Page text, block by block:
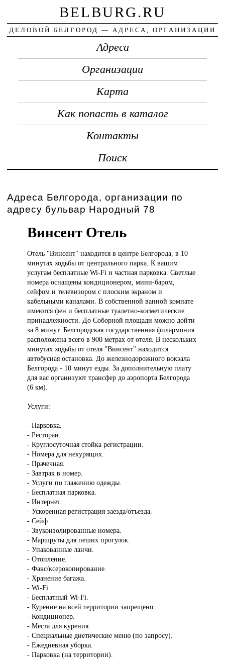
BELBURG.RU
ДЕЛОВОЙ БЕЛГОРОД — АДРЕСА, ОРГАНИЗАЦИИ
Адреса
Организации
Карта
Как попасть в каталог
Контакты
Поиск
Адреса Белгорода, организации по
адресу бульвар Народный 78
Винсент Отель
Отель "Винсент"находится в центре Белгорода, в 10
минутах ходьбы от центрального парка. К вашим
услугам бесплатные Wi-Fi и частная парковка. Светлые
номера оснащены кондиционером, мини-баром,
сейфом и телевизором с плоским экраном и
кабельными каналами. В собственной ванной комнате
имеются фен и бесплатные туалетно-косметические
принадлежности. До Соборной площади можно дойти
за 8 минут. Белгородская государственная филармония
расположена всего в 900 метрах от отеля. В нескольких
минутах ходьбы от отеля "Винсент" находится
автобусная остановка. До железнодорожного вокзала
Белгорода - 10 минут езды. За дополнительную плату
для вас организуют трансфер до аэропорта Белгорода
(6 км).
Услуги:
- Парковка.
- Ресторан.
- Круглосуточная стойка регистрации.
- Номера для некурящих.
- Прачечная.
- Завтрак в номер.
- Услуги по глажению одежды.
- Бесплатная парковка.
- Интернет.
- Ускоренная регистрация заезда/отъезда.
- Сейф.
- Звукоизолированные номера.
- Маршруты для пеших прогулок.
- Упакованные ланчи.
- Отопление.
- Факс/ксерокопирование.
- Хранение багажа.
- Wi-Fi.
- Бесплатный Wi-Fi.
- Курение на всей территории запрещено.
- Кондиционер.
- Места для курения.
- Специальные диетические меню (по запросу).
- Ежедневная уборка.
- Парковка (на территории).